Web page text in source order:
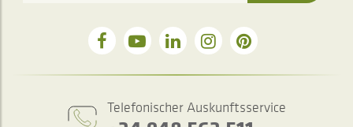
Telefonischer Auskunftsservice